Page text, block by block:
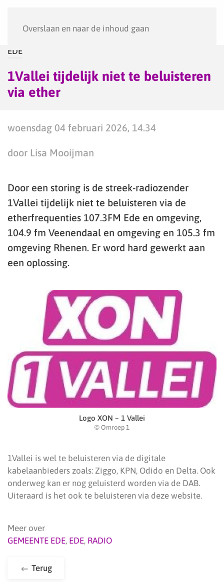
Overslaan en naar de inhoud gaan
EDE
1Vallei tijdelijk niet te beluisteren
via ether
woensdag 04 februari 2026, 14.34
door Lisa Mooijman
Door een storing is de streek-radiozender
1Vallei tijdelijk niet te beluisteren via de
etherfrequenties 107.3FM Ede en omgeving,
104.9 fm Veenendaal en omgeving en 105.3 fm
omgeving Rhenen. Er word hard gewerkt aan
een oplossing.
Logo XON – 1 Vallei
© Omroep 1
1Vallei is wel te beluisteren via de digitale
kabelaanbieders zoals: Ziggo, KPN, Odido en Delta. Ook
onderweg kan er nog geluisterd worden via de DAB.
Uiteraard is het ook te beluisteren via deze website.
Meer over
GEMEENTE EDE, EDE, RADIO
Terug